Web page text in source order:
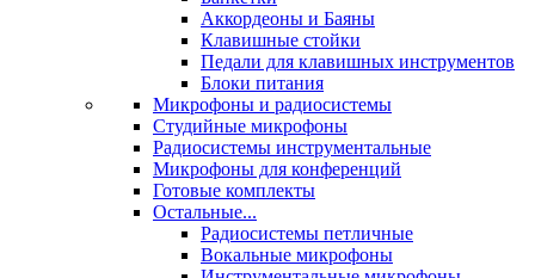
Аккордеоны и Баяны
Клавишные стойки
Педали для клавишных инструментов
Блоки питания
Микрофоны и радиосистемы
Студийные микрофоны
Радиосистемы инструментальные
Микрофоны для конференций
Готовые комплекты
Остальные...
Радиосистемы петличные
Вокальные микрофоны